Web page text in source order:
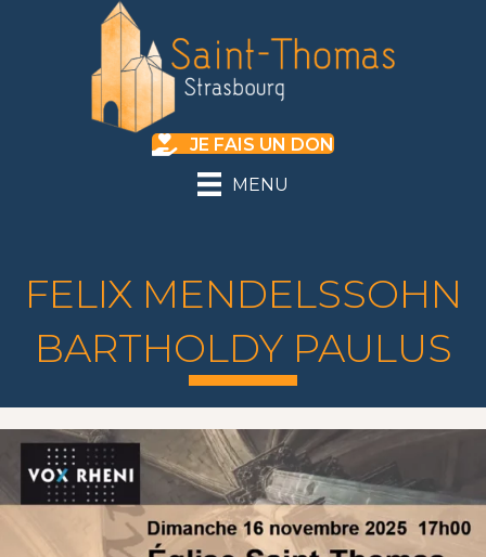
JE FAIS UN DON
MENU
FELIX MENDELSSOHN
BARTHOLDY PAULUS